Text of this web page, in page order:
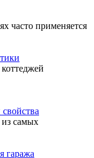
часто применяется
из самых